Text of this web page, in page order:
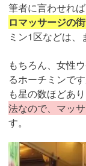
筆者に言わせれば
ロマッサージの街
ミン1区などは、
もちろん、女性
るホーチミンで
も星の数ほどあ
法なので、マッ
す。